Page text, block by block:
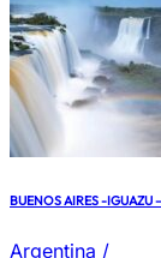
BUENOS AIRES -IGUAZU
Argentina /